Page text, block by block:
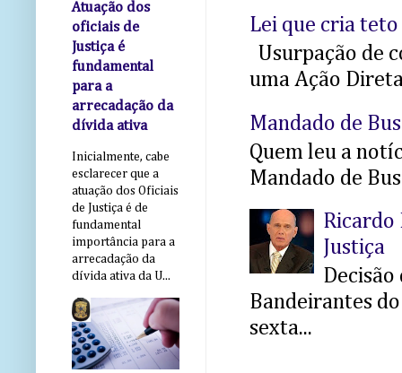
Lei que cria
Usurpação de
uma Ação
Mandado de
Quem leu a
Mandado de
Ricardo
Justiça
Decisão
Bandeirantes
sexta...
Atuação dos
oficiais de
Justiça é
fundamental
para a
arrecadação da
dívida ativa
Inicialmente, cabe
esclarecer que a
atuação dos Oficiais
de Justiça é de
fundamental
importância para a
arrecadação da
dívida ativa da U...